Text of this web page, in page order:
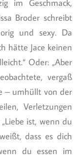
im Geschmack,
Broder schreibt
und sexy. Da
hätte Jace keinen
Oder: „Aber
vergaß
– umhüllt von der
Verletzungen
ist, wenn du
dass es dich
du essen im